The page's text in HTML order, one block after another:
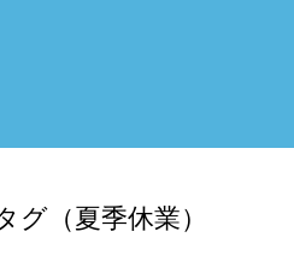
グ（夏季休業）